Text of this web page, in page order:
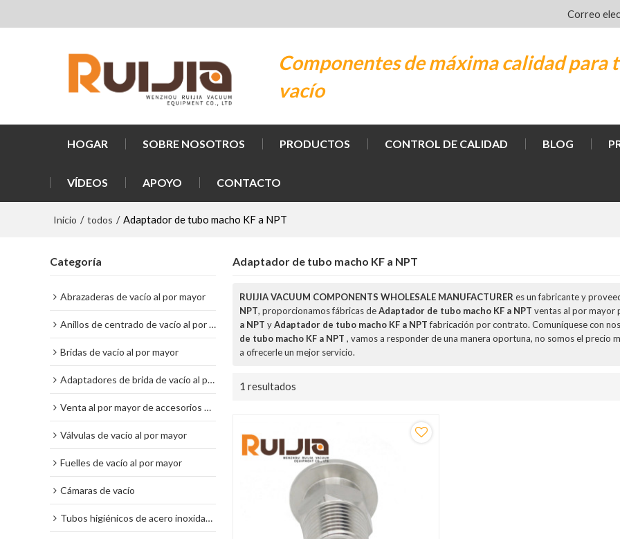
Correo
Componentes de máxima calidad para
vacío
HOGAR SOBRE NOSOTROS PRODUCTOS CONTROL DE CALIDAD BLOG
VÍDEOS APOYO CONTACTO
Inicio / todos / Adaptador de tubo macho KF a NPT
Categoría
Abrazaderas de vacío al por mayor
Anillos de centrado de vacío al por mayor
Bridas de vacío al por mayor
Adaptadores de brida de vacío al por mayor
Venta al por mayor de accesorios de vacío
Válvulas de vacío al por mayor
Fuelles de vacío al por mayor
Cámaras de vacío
Tubos higiénicos de acero inoxidable
Adaptador de tubo macho KF a NPT
RUIJIA VACUUM COMPONENTS WHOLESALE MANUFACTURER es un fabricante y
NPT, proporcionamos fábricas deAdaptador de tubo macho KF a NPT ventas al por mayor
a NPT yAdaptador de tubo macho KF a NPTfabricación por contrato. Comuníquese con
de tubo macho KF a NPT , vamos a responder de una manera oportuna, no somos el precio
a ofrecerle un mejor servicio.
1 resultados